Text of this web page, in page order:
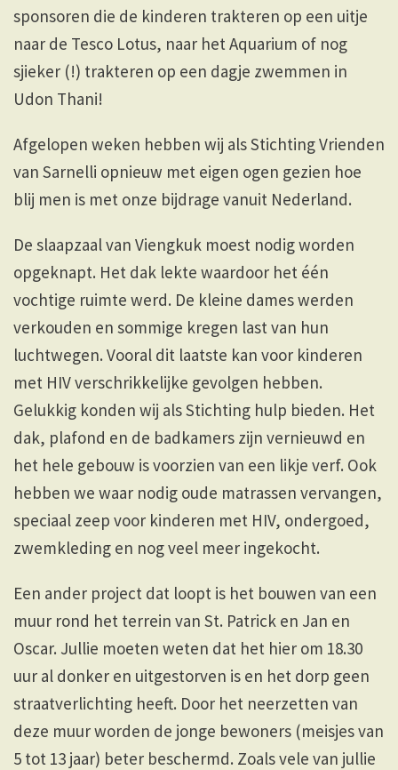
sponsoren die de kinderen trakteren op een uitje
naar de Tesco Lotus, naar het Aquarium of nog
sjieker (!) trakteren op een dagje zwemmen in
Udon Thani!
Afgelopen weken hebben wij als Stichting Vrienden
van Sarnelli opnieuw met eigen ogen gezien hoe
blij men is met onze bijdrage vanuit Nederland.
De slaapzaal van Viengkuk moest nodig worden
opgeknapt. Het dak lekte waardoor het één
vochtige ruimte werd. De kleine dames werden
verkouden en sommige kregen last van hun
luchtwegen. Vooral dit laatste kan voor kinderen
met HIV verschrikkelijke gevolgen hebben.
Gelukkig konden wij als Stichting hulp bieden. Het
dak, plafond en de badkamers zijn vernieuwd en
het hele gebouw is voorzien van een likje verf. Ook
hebben we waar nodig oude matrassen vervangen,
speciaal zeep voor kinderen met HIV, ondergoed,
zwemkleding en nog veel meer ingekocht.
Een ander project dat loopt is het bouwen van een
muur rond het terrein van St. Patrick en Jan en
Oscar. Jullie moeten weten dat het hier om 18.30
uur al donker en uitgestorven is en het dorp geen
straatverlichting heeft. Door het neerzetten van
deze muur worden de jonge bewoners (meisjes van
5 tot 13 jaar) beter beschermd. Zoals vele van jullie